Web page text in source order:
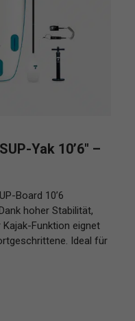
Yak 10’6″ –
Board 10’6
hoher Stabilität,
Funktion eignet
Ideal für